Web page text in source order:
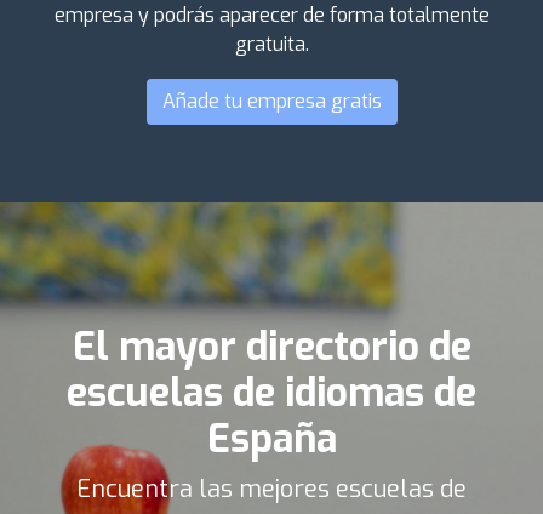
empresa y podrás aparecer de forma totalmente
gratuita.
Añade tu empresa gratis
El mayor directorio de
escuelas de idiomas de
España
Encuentra las mejores escuelas de